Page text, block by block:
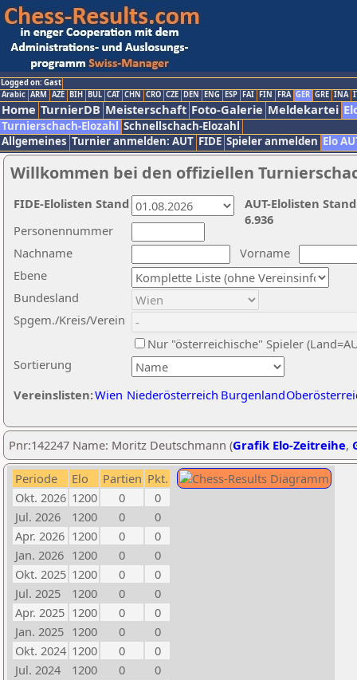
Logged on: Gast
Arabic ARM AZE BIH BUL CAT CHN CRO CZE DEN ENG ESP FAI FIN FRA GER GRE INA
Home TurnierDB Meisterschaft Foto-Galerie Meldekartei
Turnierschach-Elozahl Schnellschach-Elozahl
Allgemeines Turnier anmelden: AUT FIDE Spieler anmelden Elo
Willkommen bei den offiziellen
Nachname
Vorname
Ebene
Sortierung
Personennummer
Bundesland
Spgem./Kreis/Verein
Nur "österreichische" Spieler
Vereinslisten:Wien Niederösterreich Burgenland
AUT-Elolisten
6.936
FIDE-Elolisten Stand
Pnr:142247 Name: Moritz Deutschmann (Grafik Elo-Zeitreihe,
Periode Elo Partien Pkt.
Okt. 2026 1200 0
0
Jul. 2026
1200 0
0
Apr. 2026 1200 0
0
Jan. 2026 1200 0
0
Okt. 2025 1200 0
0
Jul. 2025
1200 0
0
Apr. 2025 1200 0
0
Jan. 2025 1200 0
0
Okt. 2024 1200 0
0
Jul. 2024
1200 0
0